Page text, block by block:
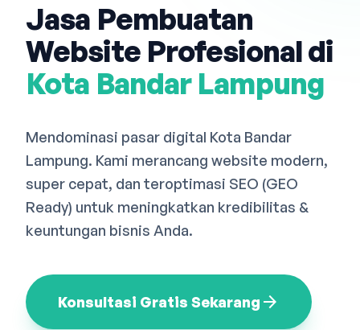
Bahasa Indonesia English
Jasa Pembuatan
Website Profesional di
Kota Bandar Lampung
Mendominasi pasar digital Kota Bandar
Lampung. Kami merancang website modern,
super cepat, dan teroptimasi SEO (GEO
Ready) untuk meningkatkan kredibilitas &
keuntungan bisnis Anda.
Konsultasi Gratis Sekarang arrow_forward